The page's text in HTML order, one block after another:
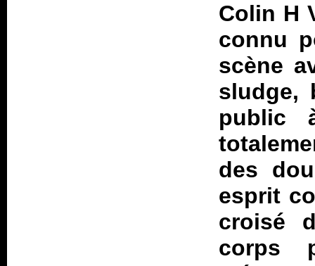
Colin H
connu
scène
sludge,
public
des
esprit
croisé
corps